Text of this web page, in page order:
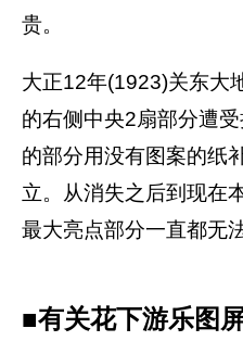
贵。
大正12年(1923)关东大
的右侧中央2扇部分遭
的部分用没有图案的纸
立。从消失之后到现在
最大亮点部分一直都无
■有关花下游乐图